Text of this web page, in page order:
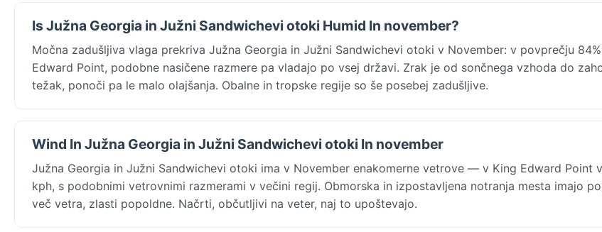
Is Južna Georgia in Južni Sandwichevi otoki Humid In november?
Močna zadušljiva vlaga prekriva Južna Georgia in Južni Sandwichevi otoki v November: v povprečju
Edward Point, podobne nasičene razmere pa vladajo po vsej državi. Zrak je od sončnega vzhoda do
težak, ponoči pa le malo olajšanja. Obalne in tropske regije so še posebej zadušljive.
Wind In Južna Georgia in Južni Sandwichevi otoki In november
Južna Georgia in Južni Sandwichevi otoki ima v November enakomerne vetrove — v King Edward Point
kph, s podobnimi vetrovnimi razmerami v večini regij. Obmorska in izpostavljena notranja mesta imajo
več vetra, zlasti popoldne. Načrti, občutljivi na veter, naj to upoštevajo.